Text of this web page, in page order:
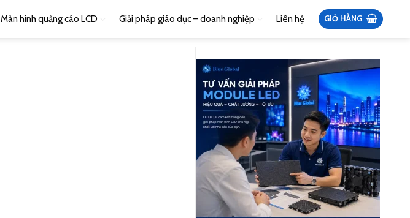
Màn hình quảng cáo LCD Giải pháp giáo dục – doanh nghiệp Liên hệ GIỎ HÀNG